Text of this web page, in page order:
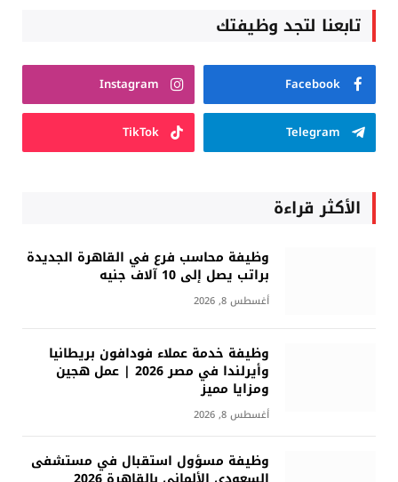
تابعنا لتجد وظيفتك
Facebook
Instagram
Telegram
TikTok
الأكثر قراءة
وظيفة محاسب فرع في القاهرة الجديدة
براتب يصل إلى 10 آلاف جنيه
أغسطس 8, 2026
وظيفة خدمة عملاء فودافون بريطانيا
وأيرلندا في مصر 2026 | عمل هجين
ومزايا مميز
أغسطس 8, 2026
وظيفة مسؤول استقبال في مستشفى